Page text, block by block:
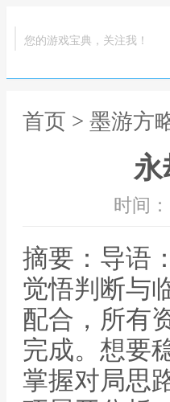
您的游戏宝典，关注我！
首页 > 墨游方
永
时间
摘要：导语
觉悟判断与
配合，所有
完成。想要
掌握对局思